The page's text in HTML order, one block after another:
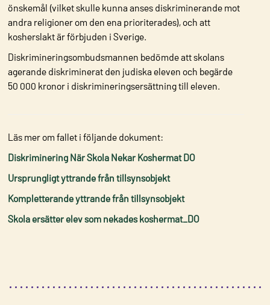
önskemål (vilket skulle kunna anses diskriminerande mot
andra religioner om den ena prioriterades), och att
kosherslakt är förbjuden i Sverige.
Diskrimineringsombudsmannen bedömde att skolans
agerande diskriminerat den judiska eleven och begärde
50 000 kronor i diskrimineringsersättning till eleven.
Läs mer om fallet i följande dokument:
Diskriminering När Skola Nekar Koshermat DO
Ursprungligt yttrande från tillsynsobjekt
Kompletterande yttrande från tillsynsobjekt
Skola ersätter elev som nekades koshermat_DO